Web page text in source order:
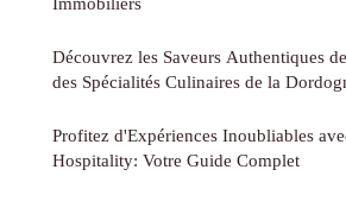
Découvrez les Saveurs Authentiques
des Spécialités Culinaires de la
Profitez d'Expériences Inoubliables
Hospitality: Votre Guide Complet